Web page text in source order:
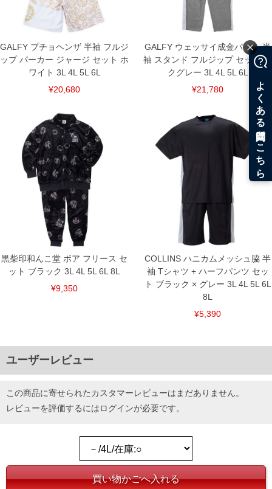
ンピュータ画面）によって、商品の色味が若干異なる場合がございます。予めご了承
ください。
※当店での掲載商品は、実店鋪と在庫を共用しておりますので店頭での売り違い、店
舗からのお取り寄せ等により、お客様にご迷惑をお掛けしてしまう場合がございま
す。そのようなことがない様最大限に努めておりますが、もしあった場合速やかにご
連絡させて頂きますので予めご了承ください。
GALFY プチョヘンザ 半袖 フルジ
ップ パーカー ジャージ セット ホ
ワイト 3L 4L 5L 6L
¥20,680
GALFY ウェッサイ成金パイル 半
袖 スタンド フルジップ セット モ
クグレー 3L 4L 5L 6L
¥21,780
黒柴印和んこ堂 ボア フリース セ
ット ブラック 3L 4L 5L 6L 8L
¥9,350
COLLINS ハニカムメッシュ脇 半
袖 Tシャツ + ハーフパンツ セッ
ト ブラック × グレー 3L 4L 5L 6L
8L
¥5,390
ユーザーレビュー
この商品に寄せられたカスタマーレビューはまだありません。
レビューを評価するにはログインが必要です。